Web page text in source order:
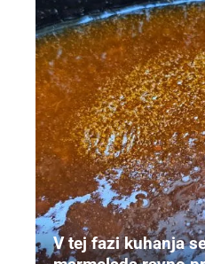
V tej fazi kuhanja